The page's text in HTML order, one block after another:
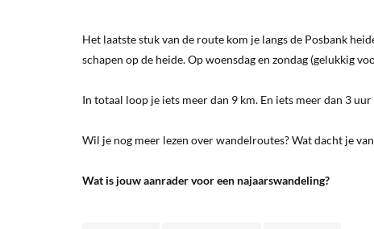
Het laatste stuk van de route kom je langs de Posbank
schapen op de heide. Op woensdag en zondag (gelukkig
In totaal loop je iets meer dan 9 km. En iets meer dan 3
Wil je nog meer lezen over wandelroutes? Wat dacht je
Wat is jouw aanrader voor een najaarswandeling?